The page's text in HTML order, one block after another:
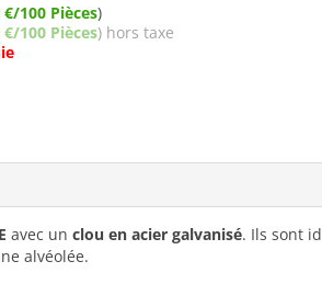
€/100 Pièces)
€/100 Pièces) hors taxe
avec un clou en acier galvanisé. Ils sont
alvéolée.